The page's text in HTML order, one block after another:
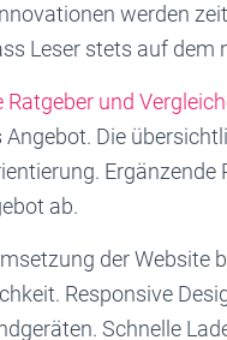
werden
Leser stets auf dem
und
Die
Ergänzende
ab.
der Website
Responsive
Schnelle